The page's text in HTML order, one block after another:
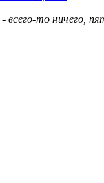
всего-то ничего,